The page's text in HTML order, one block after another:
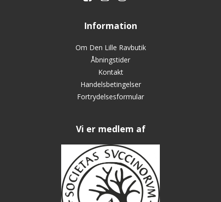
Information
Om Den Lille Ravbutik
Åbningstider
Kontakt
Handelsbetingelser
Fortrydelsesformular
Vi er medlem af